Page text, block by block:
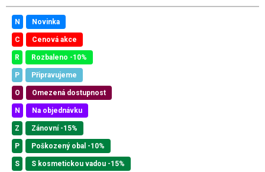
N Novinka
C Cenová akce
R Rozbaleno -10%
P Připravujeme
O Omezená dostupnost
N Na objednávku
Z Zánovní -15%
P Poškozený obal -10%
S S kosmetickou vadou -15%